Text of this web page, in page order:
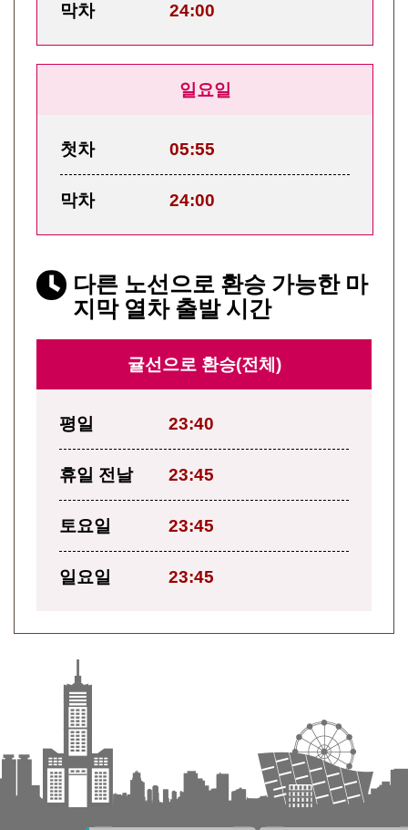
막차 24:00
일요일
첫차 05:55
막차 24:00
다른 노선으로 환승 가능한 마
지막 열차 출발 시간
귤선으로 환승(전체)
평일 23:40
휴일 전날 23:45
토요일 23:45
일요일 23:45